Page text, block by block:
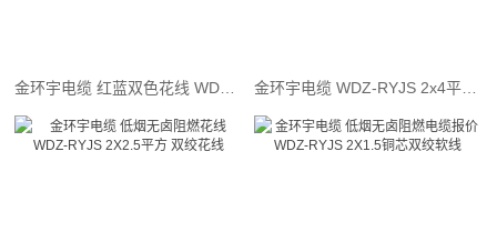
金环宇电缆 红蓝双色花线 WDZ-RYJS2x6平方 低烟无卤阻燃软线 金环宇电缆 WDZ-RYJS 2x4平方 低烟无卤阻燃电缆 消防花线